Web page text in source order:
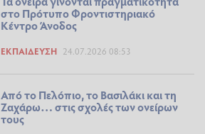
στο Πρότυπο Φροντιστηριακό
Κέντρο Άνοδος
ΕΚΠΑΊΔΕΥΣΗ 24.07.2026 08:53
Από το Πελόπιο, το Βασιλάκι και τη
Ζαχάρω… στις σχολές των ονείρων
τους